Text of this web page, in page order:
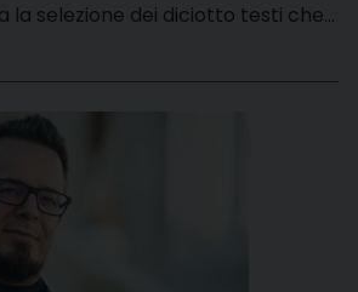
la selezione dei diciotto testi che…